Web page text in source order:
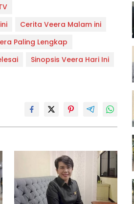
Cerita Veera Malam ini
Paling Lengkap
Sinopsis Veera Hari Ini